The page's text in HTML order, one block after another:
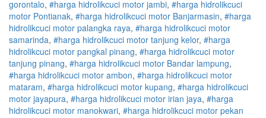
gorontalo, #harga hidrolikcuci motor jambi, #harga hidrolikcuci
motor Pontianak, #harga hidrolikcuci motor Banjarmasin, #harga
hidrolikcuci motor palangka raya, #harga hidrolikcuci motor
samarinda, #harga hidrolikcuci motor tanjung kelor, #harga
hidrolikcuci motor pangkal pinang, #harga hidrolikcuci motor
tanjung pinang, #harga hidrolikcuci motor Bandar lampung,
#harga hidrolikcuci motor ambon, #harga hidrolikcuci motor
mataram, #harga hidrolikcuci motor kupang, #harga hidrolikcuci
motor jayapura, #harga hidrolikcuci motor irian jaya, #harga
hidrolikcuci motor manokwari, #harga hidrolikcuci motor pekan